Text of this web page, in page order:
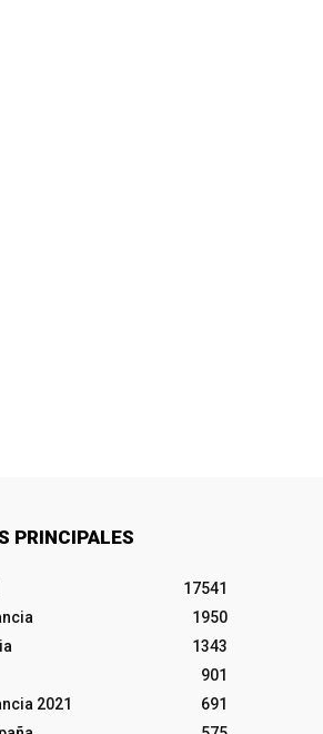
PRINCIPALES
17541
1950
1343
901
2021
691